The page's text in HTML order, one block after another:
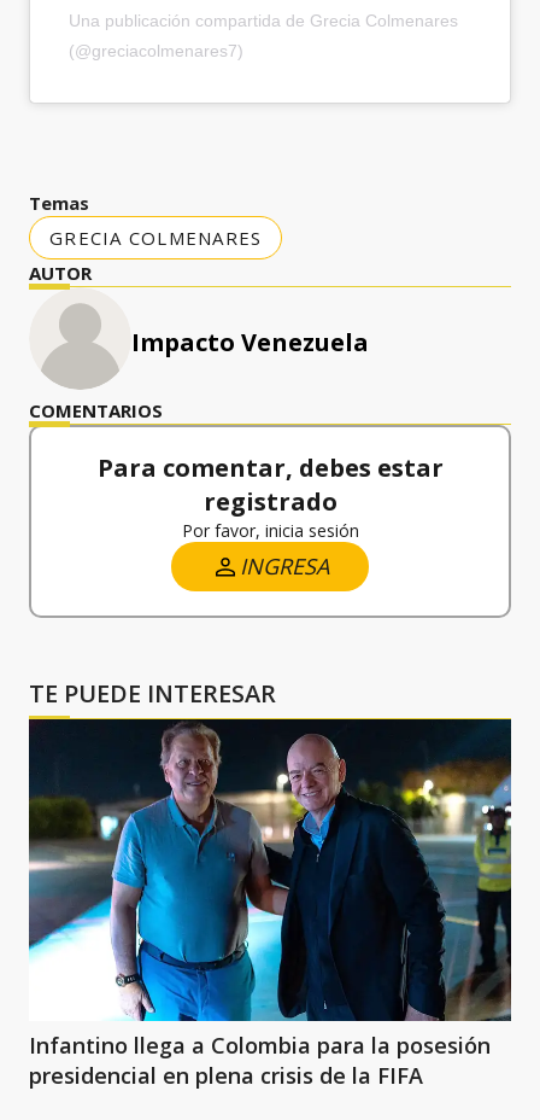
Una publicación compartida de Grecia Colmenares
(@greciacolmenares7)
Temas
GRECIA COLMENARES
AUTOR
Impacto Venezuela
COMENTARIOS
Para comentar, debes estar
registrado
Por favor, inicia sesión
INGRESA
TE PUEDE INTERESAR
Infantino llega a Colombia para la posesión
presidencial en plena crisis de la FIFA